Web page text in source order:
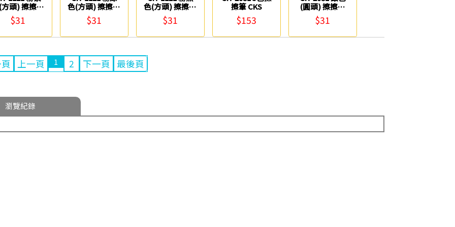
頭) 擦擦筆
CKS
$31
色(方頭) 擦擦筆
CKS
$31
色(方頭) 擦擦筆
CKS
$31
擦筆 CKS
$153
(圓頭) 擦擦筆
CKS
$31
上一頁 1 2 下一頁 最後頁
瀏覽紀錄